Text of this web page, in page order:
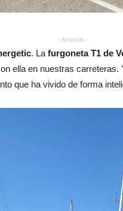
- Anuncio -
. La furgoneta T1 de
ella en nuestras
que ha vivido de forma